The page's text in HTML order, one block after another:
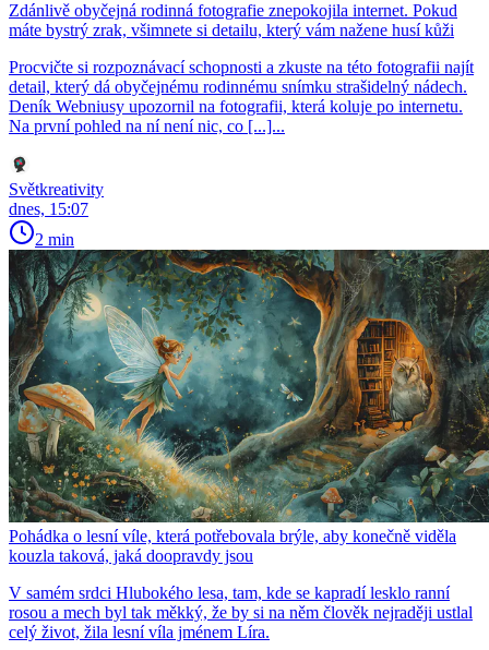
Zdánlivě obyčejná rodinná fotografie znepokojila internet. Pokud
máte bystrý zrak, všimnete si detailu, který vám nažene husí kůži
Procvičte si rozpoznávací schopnosti a zkuste na této fotografii najít
detail, který dá obyčejnému rodinnému snímku strašidelný nádech.
Deník Webniusy upozornil na fotografii, která koluje po internetu.
Na první pohled na ní není nic, co [...]...
Světkreativity
dnes, 15:07
2 min
Pohádka o lesní víle, která potřebovala brýle, aby konečně viděla
kouzla taková, jaká doopravdy jsou
V samém srdci Hlubokého lesa, tam, kde se kapradí lesklo ranní
rosou a mech byl tak měkký, že by si na něm člověk nejraději ustlal
celý život, žila lesní víla jménem Líra.